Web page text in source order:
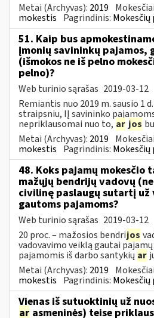
Metai (Archyvas): 2019
mokestis Pagrindinis:
51. Kaip bus
įmonių savininkų pajamos,
(išmokos ne iš pelno
pelno)?
Web turinio sąrašas 2019-03-12
Remiantis nuo 2019 m. sausio 1
straipsniu, IĮ savininko
nepriklausomai nuo to, ar jos
Metai (Archyvas): 2019
mokestis Pagrindinis:
48. Koks pajamų mokesčio
mažųjų bendrijų vadovų
civilinę paslaugų sutartį
gautoms pajamoms?
Web turinio sąrašas 2019-03-12
20 proc. – mažosios bendrijos
vadovavimo veiklą gautai
pajamomis iš darbo santykių ar
Metai (Archyvas): 2019
mokestis Pagrindinis:
Vienas iš sutuoktinių už
ar asmeninės) teise